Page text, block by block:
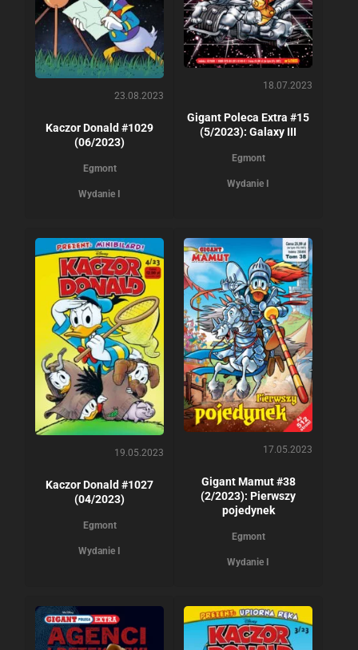
23.08.2023
Kaczor Donald #1029
(06/2023)
Egmont
Wydanie I
18.07.2023
Gigant Poleca Extra #15
(5/2023): Galaxy III
Egmont
Wydanie I
19.05.2023
Kaczor Donald #1027
(04/2023)
Egmont
Wydanie I
17.05.2023
Gigant Mamut #38
(2/2023): Pierwszy
pojedynek
Egmont
Wydanie I